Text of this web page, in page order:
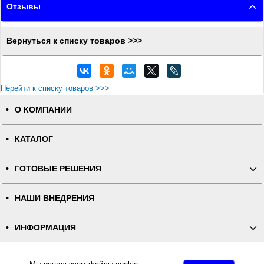
Отзывы
Вернуться к списку товаров >>>
Перейти к списку товаров >>>
О КОМПАНИИ
КАТАЛОГ
ГОТОВЫЕ РЕШЕНИЯ
НАШИ ВНЕДРЕНИЯ
ИНФОРМАЦИЯ